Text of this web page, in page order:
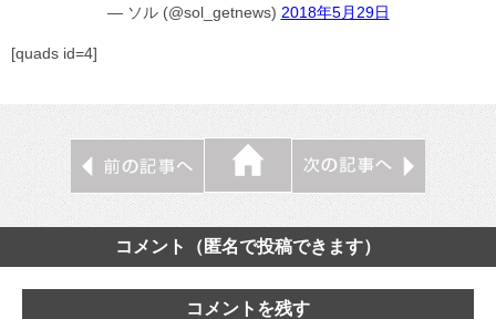
— ソル (@sol_getnews) 2018年5月29日
[quads id=4]
コメント（匿名で投稿できます）
コメントを残す